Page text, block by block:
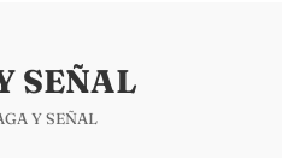
SEÑAL
Y SEÑAL